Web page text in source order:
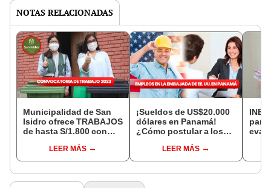
NOTAS RELACIONADAS
Municipalidad de San
Isidro ofrece TRABAJOS
de hasta S/1.800 con
postula AQUÍ
LEER MÁS
¡Sueldos de US$20.000
dólares en Panamá!
¿Cómo postular a los
de Estados Unidos?
LEER MÁS
INEI
para